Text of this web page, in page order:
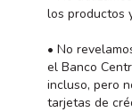
los productos
• No
el Banco
incluso, pero
tarjetas de